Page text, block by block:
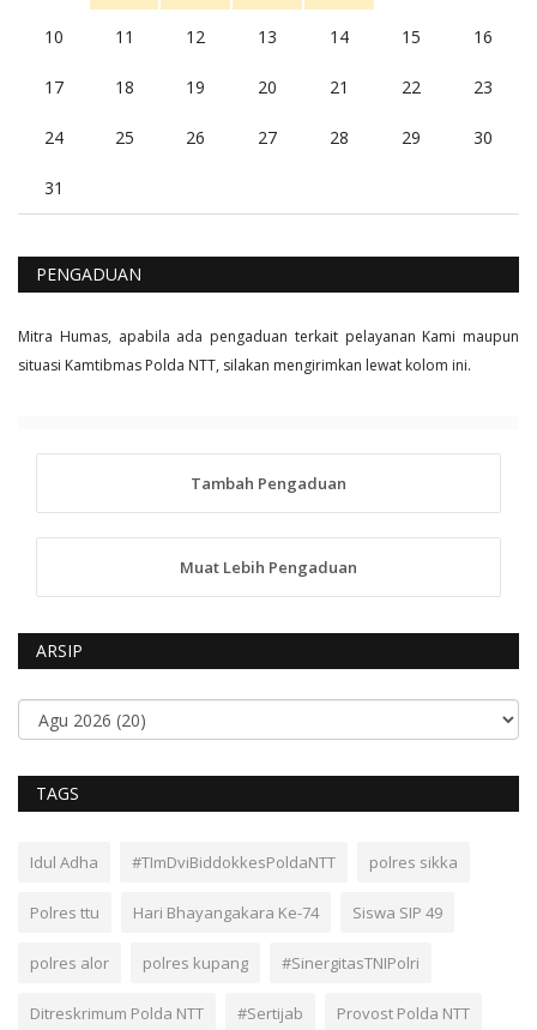
10 11 12 13 14 15 16
17 18 19 20 21 22 23
24 25 26 27 28 29 30
31
PENGADUAN
Mitra Humas, apabila ada pengaduan terkait pelayanan Kami maupun
situasi Kamtibmas Polda NTT, silakan mengirimkan lewat kolom ini.
Tambah Pengaduan
Muat Lebih Pengaduan
ARSIP
TAGS
Idul Adha #TImDviBiddokkesPoldaNTT polres sikka
Polres ttu Hari Bhayangakara Ke-74 Siswa SIP 49
polres alor polres kupang #SinergitasTNIPolri
Ditreskrimum Polda NTT #Sertijab Provost Polda NTT